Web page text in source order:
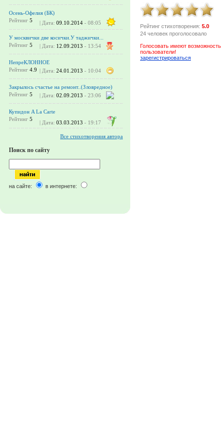
Осень-Офелия (БК)
Рейтинг 5 | Дата: 09.10.2014 - 08:05
У москвички две косички.У таджички...
Рейтинг 5 | Дата: 12.09.2013 - 13:54
НепреКЛОННОЕ
Рейтинг 4.9 | Дата: 24.01.2013 - 10:04
Закрылось счастье на ремонт..(Зловредное)
Рейтинг 5 | Дата: 02.09.2013 - 23:06
Купидон A La Carte
Рейтинг 5
| Дата: 03.03.2013 - 19:17
Все стихотворения автора
Поиск по сайту
на сайте: в интернете:
Рейтинг стихотворения: 5.0
24 человек проголосовало
Голосовать имеют
пользователи!
зарегистрироваться